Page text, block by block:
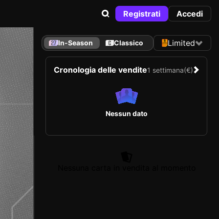
Registrati Accedi
In-Season Classico Limited
Cronologia delle vendite1 settimana(€)
Nessun dato